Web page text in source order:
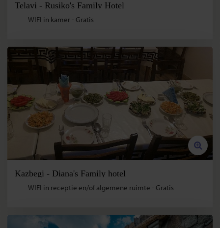
Telavi - Rusiko's Family Hotel
WIFI in kamer - Gratis
Kazbegi - Diana's Family hotel
WIFI in receptie en/of algemene ruimte - Gratis